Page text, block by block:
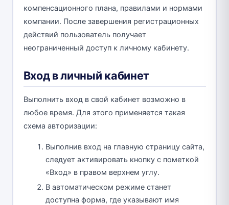
компенсационного плана, правилами и нормами
компании. После завершения регистрационных
действий пользователь получает
неограниченный доступ к личному кабинету.
Вход в личный кабинет
Выполнить вход в свой кабинет возможно в
любое время. Для этого применяется такая
схема авторизации:
Выполнив вход на главную страницу сайта,
следует активировать кнопку с пометкой
«Вход» в правом верхнем углу.
В автоматическом режиме станет
доступна форма, где указывают имя